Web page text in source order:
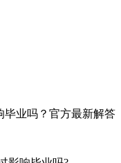
毕业吗？官方最新解答